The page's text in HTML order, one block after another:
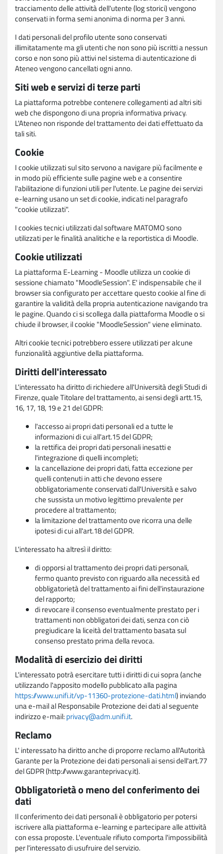
tracciamento delle attività dell'utente (log storici) vengono
conservati in forma semi anonima di norma per 3 anni.
I dati personali del profilo utente sono conservati
illimitatamente ma gli utenti che non sono più iscritti a nessun
corso e non sono più attivi nel sistema di autenticazione di
Ateneo vengono cancellati ogni anno.
Siti web e servizi di terze parti
La piattaforma potrebbe contenere collegamenti ad altri siti
web che dispongono di una propria informativa privacy.
L'Ateneo non risponde del trattamento dei dati effettuato da
tali siti.
Cookie
I cookie utilizzati sul sito servono a navigare più facilmente e
in modo più efficiente sulle pagine web e a consentire
l'abilitazione di funzioni utili per l'utente. Le pagine dei servizi
e-learning usano un set di cookie, indicati nel paragrafo
"cookie utilizzati".
I cookies tecnici utilizzati dal software MATOMO sono
utilizzati per le finalità analitiche e la reportistica di Moodle.
Cookie utilizzati
La piattaforma E-Learning - Moodle utilizza un cookie di
sessione chiamato "MoodleSession". E' indispensabile che il
browser sia configurato per accettare questo cookie al fine di
garantire la validità della propria autenticazione navigando tra
le pagine. Quando ci si scollega dalla piattaforma Moodle o si
chiude il browser, il cookie "MoodleSession" viene eliminato.
Altri cookie tecnici potrebbero essere utilizzati per alcune
funzionalità aggiuntive della piattaforma.
Diritti dell'interessato
L'interessato ha diritto di richiedere all'Università degli Studi di
Firenze, quale Titolare del trattamento, ai sensi degli artt.15,
16, 17, 18, 19 e 21 del GDPR:
l'accesso ai propri dati personali ed a tutte le
informazioni di cui all'art.15 del GDPR;
la rettifica dei propri dati personali inesatti e
l'integrazione di quelli incompleti;
la cancellazione dei propri dati, fatta eccezione per
quelli contenuti in atti che devono essere
obbligatoriamente conservati dall'Università e salvo
che sussista un motivo legittimo prevalente per
procedere al trattamento;
la limitazione del trattamento ove ricorra una delle
ipotesi di cui all'art.18 del GDPR.
L'interessato ha altresì il diritto:
di opporsi al trattamento dei propri dati personali,
fermo quanto previsto con riguardo alla necessità ed
obbligatorietà del trattamento ai fini dell'instaurazione
del rapporto;
di revocare il consenso eventualmente prestato per i
trattamenti non obbligatori dei dati, senza con ciò
pregiudicare la liceità del trattamento basata sul
consenso prestato prima della revoca.
Modalità di esercizio dei diritti
L'interessato potrà esercitare tutti i diritti di cui sopra (anche
utilizzando l'apposito modello pubblicato alla pagina
https://www.unifi.it/vp-11360-protezione-dati.html) inviando
una e-mail al Responsabile Protezione dei dati al seguente
indirizzo e-mail:privacy@adm.unifi.it.
Reclamo
L' interessato ha diritto anche di proporre reclamo all'Autorità
Garante per la Protezione dei dati personali ai sensi dell'art.77
del GDPR (http://www.garanteprivacy.it).
Obbligatorietà o meno del conferimento dei
dati
Il conferimento dei dati personali è obbligatorio per potersi
iscrivere alla piattaforma e-learning e partecipare alle attività
con essa proposte. L'eventuale rifiuto comporta l'impossibilità
per l'interessato di usufruire del servizio.